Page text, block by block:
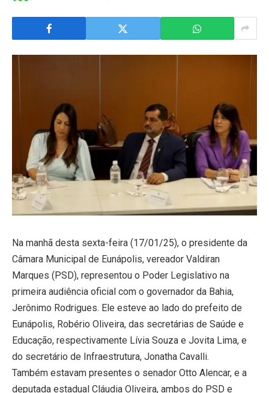
Na manhã desta sexta-feira (17/01/25), o presidente da
Câmara Municipal de Eunápolis, vereador Valdiran
Marques (PSD), representou o Poder Legislativo na
primeira audiência oficial com o governador da Bahia,
Jerônimo Rodrigues. Ele esteve ao lado do prefeito de
Eunápolis, Robério Oliveira, das secretárias de Saúde e
Educação, respectivamente Lívia Souza e Jovita Lima, e
do secretário de Infraestrutura, Jonatha Cavalli.
Também estavam presentes o senador Otto Alencar, e a
deputada estadual Cláudia Oliveira, ambos do PSD e